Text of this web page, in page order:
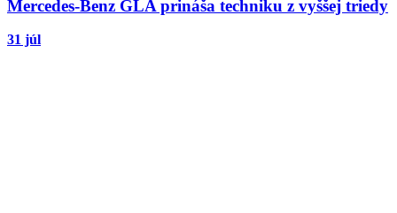
Mercedes-Benz GLA prináša techniku z vyššej triedy
31 júl